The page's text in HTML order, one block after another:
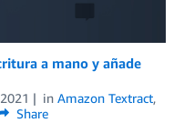
a mano y añade
in Amazon Textract,
Share